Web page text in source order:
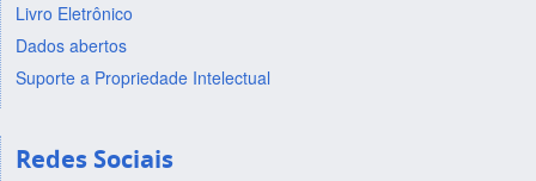
Livro Eletrônico
Dados abertos
Suporte a Propriedade Intelectual
Redes Sociais